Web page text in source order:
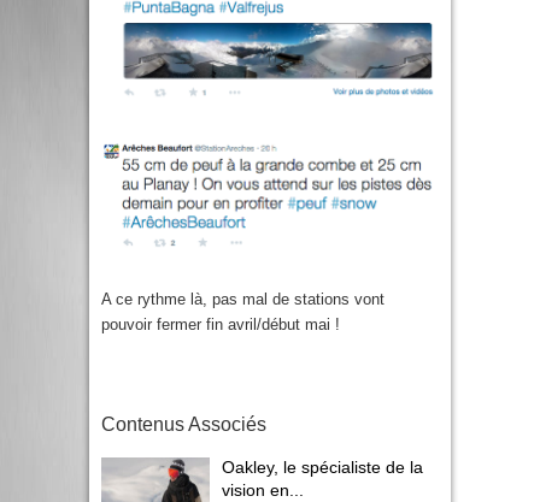
A ce rythme là, pas mal de stations vont
pouvoir fermer fin avril/début mai !
Contenus Associés
Oakley, le spécialiste de la
vision en...